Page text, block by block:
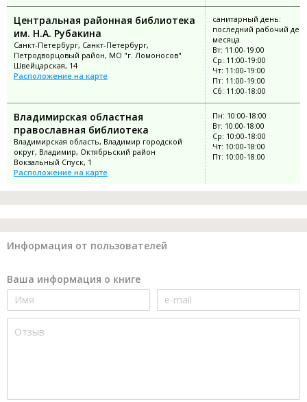
Центральная районная библиотека
им. Н.А. Рубакина
Санкт-Петербург, Санкт-Петербург,
Петродворцовый район, МО "г. Ломоносов"
Швейцарская, 14
Расположение на карте
санитарный день:
последний рабочий
месяца
Вт: 11:00-19:00
Ср: 11:00-19:00
Чт: 11:00-19:00
Пт: 11:00-19:00
Сб: 11:00-18:00
Владимирская областная
православная библиотека
Владимирская область, Владимир городской
округ, Владимир, Октябрьский район
Вокзальный Спуск, 1
Расположение на карте
Пн: 10:00-18:00
Вт: 10:00-18:00
Ср: 10:00-18:00
Чт: 10:00-18:00
Пт: 10:00-18:00
Информация от пользователей
Ваша информация о книге